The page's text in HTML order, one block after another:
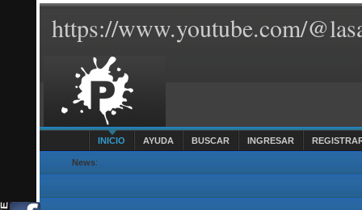
https://www.youtube.com/
INICIO AYUDA BUSCAR INGRESAR
News: